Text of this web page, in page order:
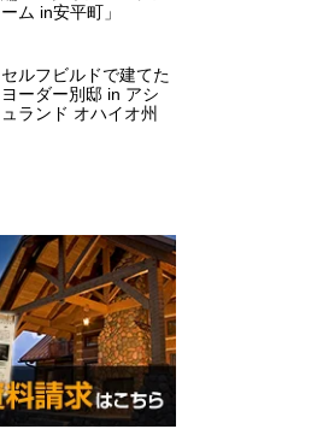
ーム in安平町」
セルフビルドで建てた
ヨーダー別邸 in アシ
ュランド オハイオ州